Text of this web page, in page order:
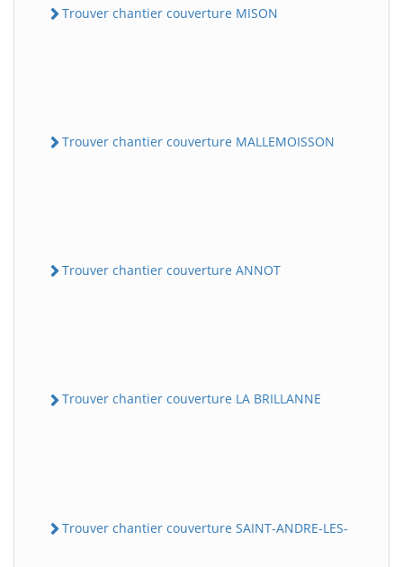
Trouver chantier couverture MISON
Trouver chantier couverture MALLEMOISSON
Trouver chantier couverture ANNOT
Trouver chantier couverture LA BRILLANNE
Trouver chantier couverture SAINT-ANDRE-LES-